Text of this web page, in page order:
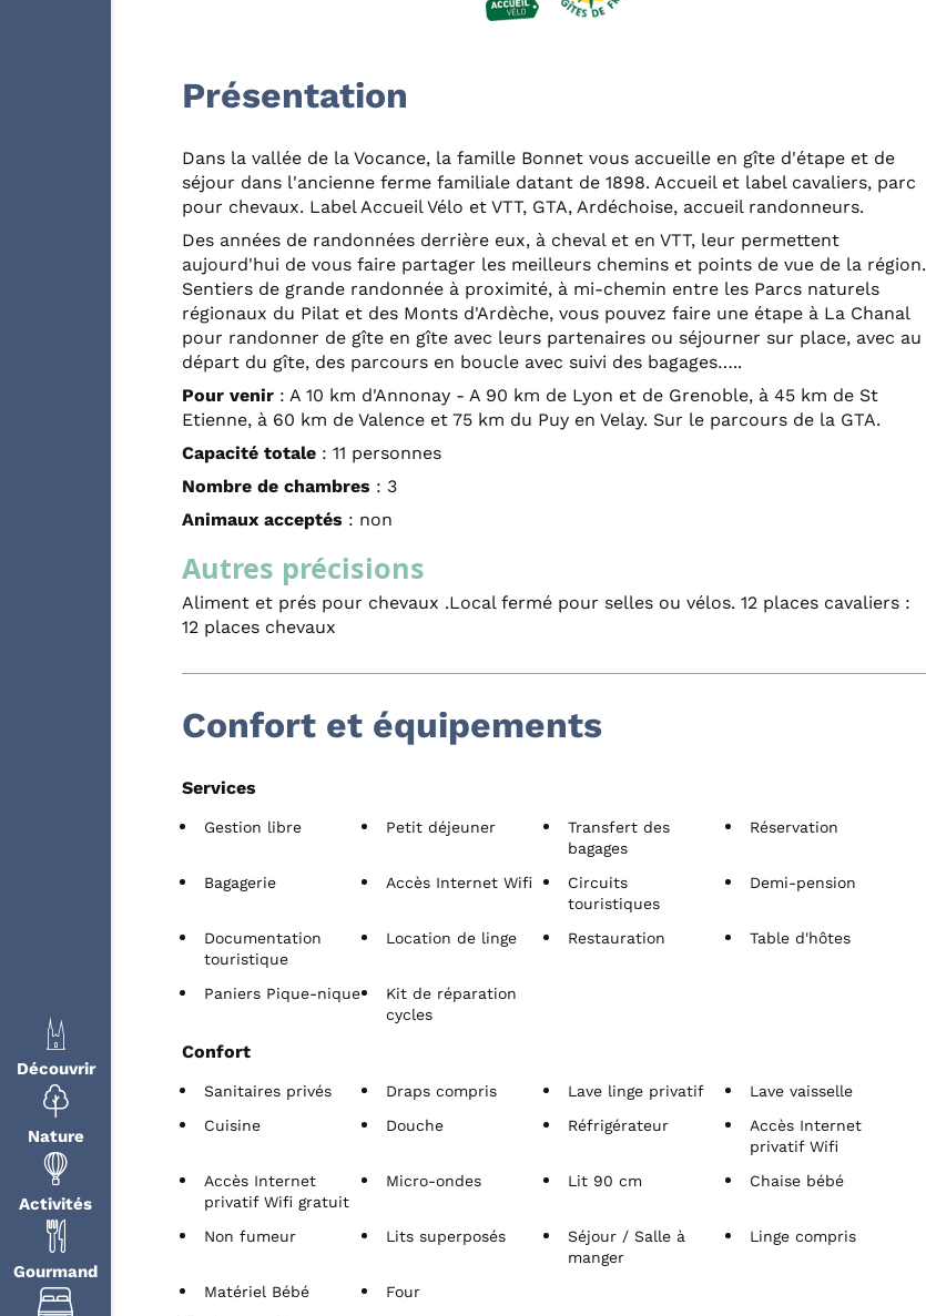
Découvrir
Nature
Activités
Gourmand
Présentation
Dans la vallée de la Vocance, la famille Bonnet vous accueille en gîte d'étape et de
séjour dans l'ancienne ferme familiale datant de 1898. Accueil et label cavaliers, parc
pour chevaux. Label Accueil Vélo et VTT, GTA, Ardéchoise, accueil randonneurs.
Des années de randonnées derrière eux, à cheval et en VTT, leur permettent
aujourd'hui de vous faire partager les meilleurs chemins et points de vue de la région.
Sentiers de grande randonnée à proximité, à mi-chemin entre les Parcs naturels
régionaux du Pilat et des Monts d'Ardèche, vous pouvez faire une étape à La Chanal
pour randonner de gîte en gîte avec leurs partenaires ou séjourner sur place, avec au
départ du gîte, des parcours en boucle avec suivi des bagages…..
Pour venir : A 10 km d'Annonay - A 90 km de Lyon et de Grenoble, à 45 km de St
Etienne, à 60 km de Valence et 75 km du Puy en Velay. Sur le parcours de la GTA.
Capacité totale : 11 personnes
Nombre de chambres : 3
Animaux acceptés : non
Autres précisions
Aliment et prés pour chevaux .Local fermé pour selles ou vélos. 12 places cavaliers :
12 places chevaux
Confort et équipements
Services
Gestion libre Petit déjeuner
Transfert des
bagages
Réservation
Bagagerie Accès Internet Wifi
Circuits
touristiques
Demi-pension
Documentation
touristique
Location de linge Restauration Table d'hôtes
Paniers Pique-nique
Kit de réparation
cycles
Confort
Sanitaires privés Draps compris Lave linge privatif
Lave vaisselle
Cuisine
Douche Réfrigérateur
Accès Internet
privatif Wifi
Accès Internet
privatif Wifi gratuit
Micro-ondes Lit 90 cm Chaise bébé
Non fumeur Lits superposés
Séjour / Salle à
manger
Linge compris
Matériel Bébé Four